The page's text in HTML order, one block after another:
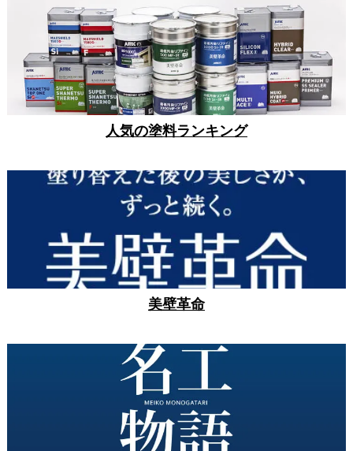
人気の塗料ランキング
美壁革命